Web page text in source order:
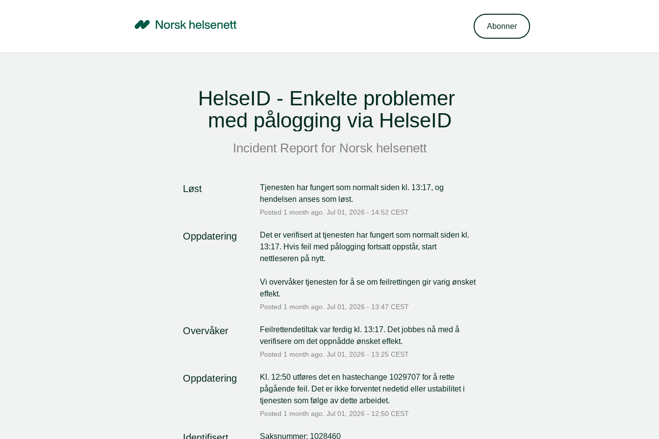
Abonner
HelseID - Enkelte problemer
med pålogging via HelseID
Incident Report for Norsk helsenett
Løst
Tjenesten har fungert som normalt siden kl. 13:17, og
hendelsen anses som løst.
Posted 1 month ago. Jul 01 2026 - 14:52 CEST
Oppdatering
Det er verifisert at tjenesten har fungert som normalt siden kl.
13:17. Hvis feil med pålogging fortsatt oppstår, start
nettleseren på nytt.
Vi overvåker tjenesten for å se om feilrettingen gir varig ønsket
effekt.
Posted 1 month ago. Jul 01 2026 - 13:47 CEST
Overvåker
Feilrettendetiltak var ferdig kl. 13:17. Det jobbes nå med å
verifisere om det oppnådde ønsket effekt.
Posted 1 month ago. Jul 01 2026 - 13:25 CEST
Oppdatering
Kl. 12:50 utføres det en hastechange 1029707 for å rette
pågående feil. Det er ikke forventet nedetid eller ustabilitet i
tjenesten som følge av dette arbeidet.
Posted 1 month ago. Jul 01 2026 - 12:50CEST
Saksnummer: 1028460